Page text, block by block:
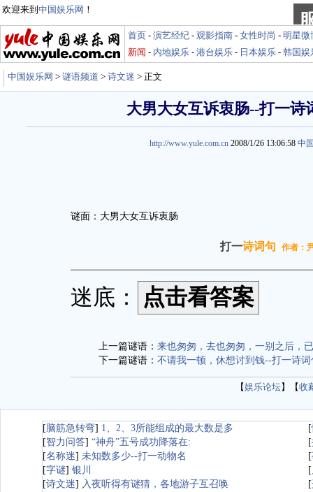
欢迎来到 中国娱乐网 ！
首页 - 演艺经纪 - 观影指南 - 女性时尚 - 明星微
新闻 - 内地娱乐 - 港台娱乐 - 日本娱乐 - 韩国娱
中国娱乐网 > 谜语频道 > 诗文迷 > 正文
大男大女互诉衷肠--打一诗
http://www.yule.com.cn 2008/1/26 13:06:58 中
谜面：大男大女互诉衷肠
打一诗词句 作者：
迷底：
上一篇谜语： 来也匆匆，去也匆匆，一别之后，
下一篇谜语： 不请我一顿，休想讨到钱--打一诗词
【娱乐论坛】【收
[脑筋急转弯] 1、2、3所能组成的最大数是多 [
[智力问答] “神舟”五号成功降落在: [
[名称迷] 未知数多少--打一动物名 [
[字谜] 银川 [
[诗文迷] 入夜听得有谜猜，各地游子互召唤 [